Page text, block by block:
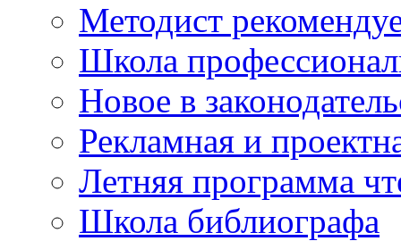
Методист
Школа
Новое в
Рекламная и
Летняя программа
Школа библиографа